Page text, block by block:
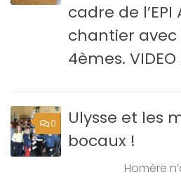
cadre de
chantier avec
4èmes. VIDEO
0
Ulysse et les
bocaux !
Homère